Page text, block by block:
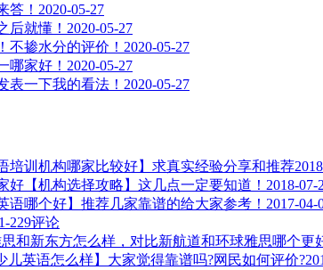
答！ 2020-05-27
后就懂！ 2020-05-27
不掺水分的评价！ 2020-05-27
哪家好！ 2020-05-27
表一下我的看法！ 2020-05-27
培训机构哪家比较好】求真实经验分享和推荐
好【机构选择攻略】这几点一定要知道！ 2018-07-
语哪个好】推荐几家靠谱的给大家参考！ 2017-04-
229评论
和新东方怎么样，对比新航道和环球雅思哪个更
儿英语怎么样】大家觉得靠谱吗?网民如何评价?